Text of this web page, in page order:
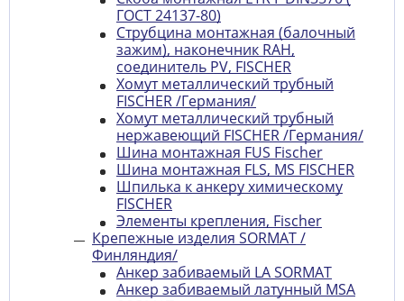
ГОСТ 24137-80)
Струбцина монтажная (балочный
зажим), наконечник RAH,
соединитель PV, FISCHER
Хомут металлический трубный
FISCHER /Германия/
Хомут металлический трубный
нержавеющий FISCHER /Германия/
Шина монтажная FUS Fischer
Шина монтажная FLS, MS FISCHER
Шпилька к анкеру химическому
FISCHER
Элементы крепления, Fischer
Крепежные изделия SORMAT /
Финляндия/
Анкер забиваемый LA SORMAT
Анкер забиваемый латунный MSA